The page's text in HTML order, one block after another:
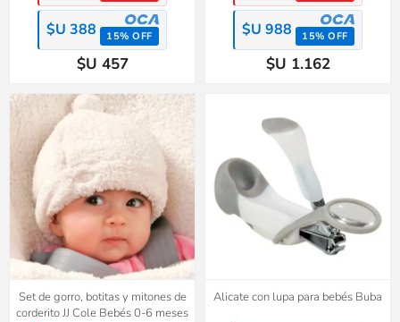
$U 388 15% OFF
$U 457
$U 988 15% OFF
$U 1.162
Set de gorro, botitas y mitones de
corderito JJ Cole Bebés 0-6 meses
Alicate con lupa para bebés Buba